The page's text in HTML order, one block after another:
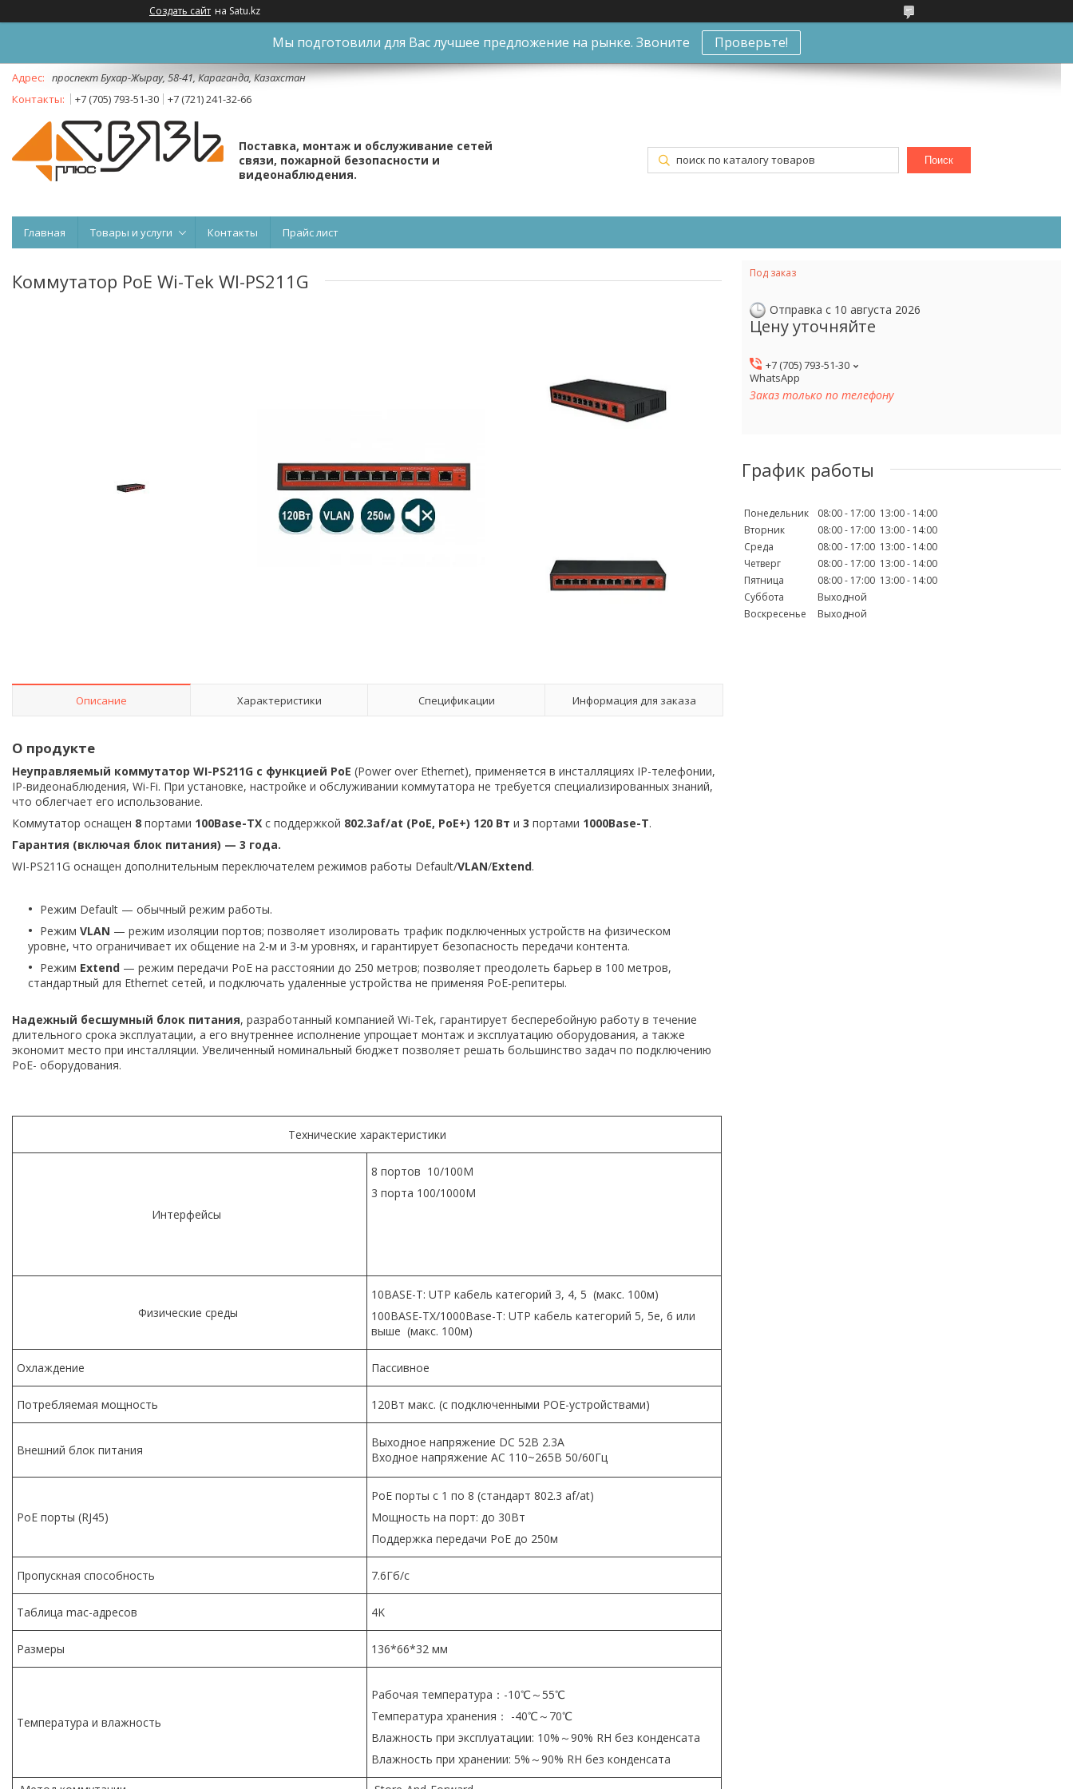
Создать сайт на Satu.kz
Мы подготовили для Вас лучшее предложение на рынке. Звоните Проверьте!
проспект Бухар-Жырау, 58-41, Караганда, Казахстан
+7 (705) 793-51-30
+7 (721) 241-32-66
Поставка, монтаж и обслуживание сетей
связи, пожарной безопасности и
видеонаблюдения.
Поиск
Главная Товары и услуги Контакты Прайс лист
Коммутатор PoE Wi-Tek WI-PS211G
Описание Характеристики Спецификации Информация для заказа
О продукте
Неуправляемый коммутатор WI-PS211G с функцией PoE (Power over Ethernet), применяется в инсталляциях IP-телефонии,
IP-видеонаблюдения, Wi-Fi. При установке, настройке и обслуживании коммутатора не требуется специализированных знаний,
что облегчает его использование.
Коммутатор оснащен 8 портами 100Base-TX с поддержкой 802.3af/at (PoE, PoE+) 120 Вт и 3 портами 1000Base-T.
Гарантия (включая блок питания) — 3 года.
WI-PS211G оснащен дополнительным переключателем режимов работы Default/VLAN/Extend.
Режим Default — обычный режим работы.
Режим VLAN — режим изоляции портов; позволяет изолировать трафик подключенных устройств на физическом
уровне, что ограничивает их общение на 2-м и 3-м уровнях, и гарантирует безопасность передачи контента.
Режим Extend — режим передачи PoE на расстоянии до 250 метров; позволяет преодолеть барьер в 100 метров,
стандартный для Ethernet сетей, и подключать удаленные устройства не применяя PoE-репитеры.
Надежный бесшумный блок питания, разработанный компанией Wi-Tek, гарантирует бесперебойную работу в течение
длительного срока эксплуатации, а его внутреннее исполнение упрощает монтаж и эксплуатацию оборудования, а также
экономит место при инсталляции. Увеличенный номинальный бюджет позволяет решать большинство задач по подключению
PoE- оборудования.
Технические характеристики
Интерфейсы
8 портов 10/100M
3 порта 100/1000M
Физические среды
10BASE-T: UTP кабель категорий 3, 4, 5 (макс. 100м)
100BASE-TX/1000Base-T: UTP кабель категорий 5, 5e, 6 или
выше (макс. 100м)
Охлаждение Пассивное
Потребляемая мощность 120Вт макс. (с подключенными POE-устройствами)
Внешний блок питания
Выходное напряжение DC 52В 2.3A
Входное напряжение AC 110~265В 50/60Гц
PoE порты (RJ45)
PoE порты с 1 по 8 (стандарт 802.3 af/at)
Мощность на порт: до 30Вт
Поддержка передачи PoE до 250м
Пропускная способность 7.6Гб/с
Таблица mac-адресов 4K
Размеры 136*66*32 мм
Температура и влажность
Рабочая температура：-10℃～55℃
Температура хранения： -40℃～70℃
Влажность при эксплуатации: 10%～90% RH без конденсата
Влажность при хранении: 5%～90% RH без конденсата
Под заказ
Отправка с 10 августа 2026
Цену уточняйте
+7 (705) 793-51-30
WhatsApp
Заказ только по телефону
График работы
Понедельник 08:00 17:00 13:00
14:00
Вторник
08:00 17:00 13:00
14:00
Среда
08:00 17:00 13:00
14:00
Четверг
08:00 17:00 13:00
14:00
Пятница
08:00 17:00 13:00
14:00
Суббота
Выходной
Воскресенье
Выходной